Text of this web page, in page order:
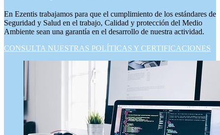
En Ezentis trabajamos para que el cumplimiento de los estándares de
Seguridad y Salud en el trabajo, Calidad y protección del Medio
Ambiente sean una garantía en el desarrollo de nuestra actividad.
CONSULTA NUESTRAS POLÍTICAS Y CERTIFICACIONES